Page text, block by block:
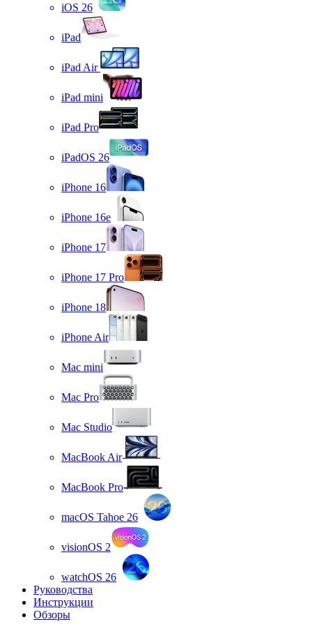
iOS 26
iPad
iPad Air
iPad mini
iPad Pro
iPadOS 26
iPhone 16
iPhone 16e
iPhone 17
iPhone 17 Pro
iPhone 18
iPhone Air
Mac mini
Mac Pro
Mac Studio
MacBook Air
MacBook Pro
macOS Tahoe 26
visionOS 2
watchOS 26
Руководства
Инструкции
Обзоры